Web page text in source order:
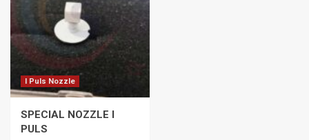
I Puls Nozzle
SPECIAL NOZZLE I
PULS